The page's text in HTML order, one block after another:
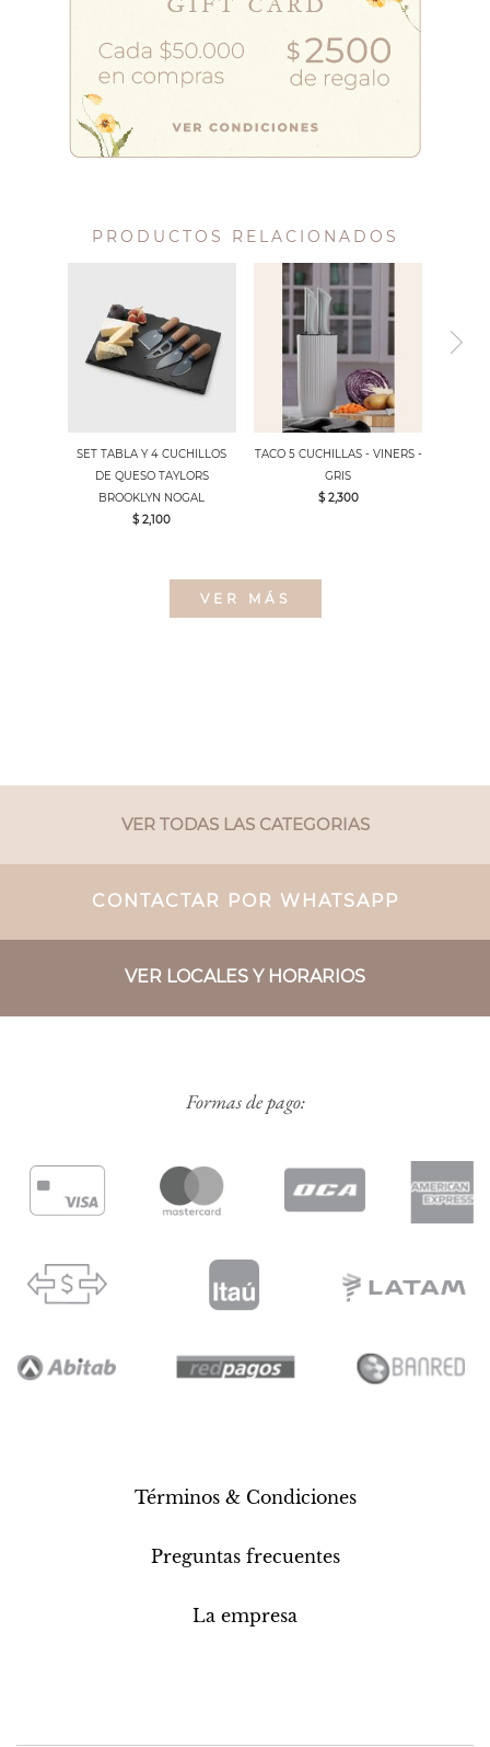
PRODUCTOS RELACIONADOS
SET TABLA Y 4 CUCHILLOS
DE QUESO TAYLORS
BROOKLYN NOGAL
$ 2,100
TACO 5 CUCHILLAS - VINERS -
GRIS
$ 2,300
VER MÁS
VER TODAS LAS CATEGORIAS
CONTACTAR POR WHATSAPP
VER LOCALES Y HORARIOS
Formas de pago:
Términos & Condiciones
Preguntas frecuentes
La empresa